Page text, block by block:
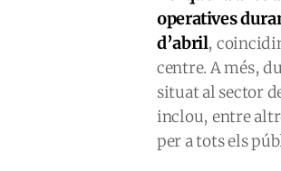
operatives
d’abril,
centre. A més,
situat al sector
inclou, entre
per a tots els